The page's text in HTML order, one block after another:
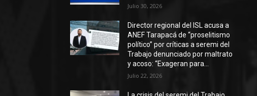
Julio 30, 2026
Director regional del ISL acusa a
ANEF Tarapacá de “proselitismo
político” por críticas a seremi del
Trabajo denunciado por maltrato
y acoso: “Exageran para...
Julio 22, 2026